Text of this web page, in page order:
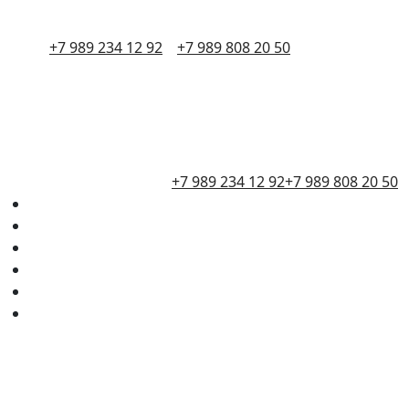
+7 989 234 12 92 +7 989 808 20 50
+7 989 234 12 92+7 989 808 20 50